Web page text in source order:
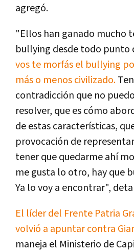
agregó.
"Ellos han ganado mucho
bullying desde todo punto
vos te morfás el bullying
más o menos civilizado.
contradicción que no
resolver, que es cómo
de estas características,
provocación de
tener que quedarme ahí
me gusta lo otro, hay que
Ya lo voy a encontrar",
El líder del Frente Patria
volvió a apuntar contra
maneja el Ministerio de